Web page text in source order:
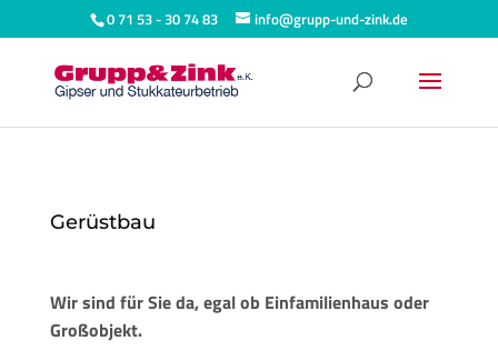
0 71 53 - 30 74 83 info@grupp-und-zink.de
Gerüstbau
Wir sind für Sie da, egal ob Einfamilienhaus oder
Großobjekt.